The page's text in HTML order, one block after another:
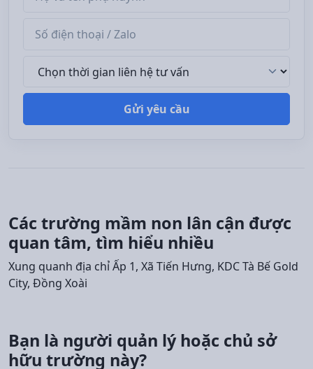
Gửi yêu cầu
Các trường mầm non lân cận được
quan tâm, tìm hiểu nhiều
Xung quanh địa chỉ Ấp 1, Xã Tiến Hưng, KDC Tà Bế Gold
City, Đồng Xoài
Bạn là người quản lý hoặc chủ sở
hữu trường này?